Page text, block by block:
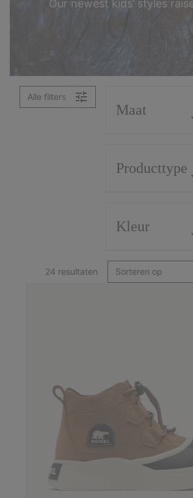
Our newest kids’ styles
Alle filters
Maat
Producttype
Kleur
24 resultaten Sorteren op